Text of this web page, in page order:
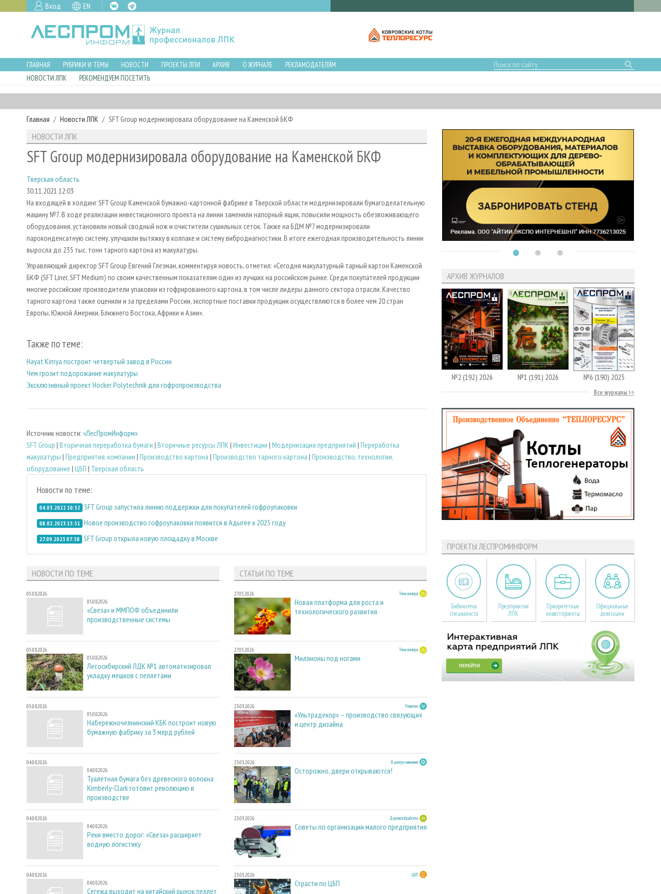
Вход EN
ГЛАВНАЯ РУБРИКИ И ТЕМЫ НОВОСТИ ПРОЕКТЫ ЛПИ АРХИВ О ЖУРНАЛЕ
РЕКЛАМОДАТЕЛЯМ
НОВОСТИ ЛПК
РЕКОМЕНДУЕМ ПОСЕТИТЬ
Главная Новости ЛПК SFT Group модернизировала оборудование на Каменской БКФ
НОВОСТИ ЛПК
SFT Group модернизировала оборудование на Каменской БКФ
Тверская область
30.11.2021 12:03
На входящей в холдинг SFT Group Каменской бумажно-картонной фабрике в Тверской области модернизировали бумагоделательную
машину №7. В ходе реализации инвестиционного проекта на линии заменили напорный ящик, повысили мощность обезвоживающего
оборудования, установили новый сводный нож и очистители сушильных сеток. Также на БДМ №7 модернизировали
пароконденсатную систему, улучшили вытяжку в колпаке и систему вибродиагностики. В итоге ежегодная производительность линии
выросла до 235 тыс. тонн тарного картона из макулатуры.
Управляющий директор SFT Group Евгений Глезман, комментируя новость, отметил: «Сегодня макулатурный тарный картон Каменской
БКФ (SFT Liner, SFT Medium) по своим качественным показателям один из лучших на российском рынке. Среди покупателей продукции
многие российские производители упаковки из гофрированного картона, в том числе лидеры данного сектора отрасли. Качество
тарного картона также оценили и за пределами России, экспортные поставки продукции осуществляются в более чем 20 стран
Европы, Южной Америки, Ближнего Востока, Африки и Азии».
Также по теме:
Hayat Kimya построит четвертый завод в России
Чем грозит подорожание макулатуры
Эксклюзивный проект Höcker Polytechnik для гофропроизводства
Источник новости: «ЛесПромИнформ»
SFT Group | Вторичная переработка бумаги | Вторичные ресурсы ЛПК | Инвестиции | Модернизация предприятий | Переработка
макулатуры | Предприятия, компании | Производство картона | Производство тарного картона | Производство, технологии,
оборудование | ЦБП | Тверская область
Новости по теме:
04.03.2022 10:52 SFT Group запустила линию поддержки для покупателей гофроупаковки
08.02.2023 15:51 Новое производство гофроупаковки появится в Адыгее к 2025 году
27.09.2023 07:58 SFT Group открыла новую площадку в Москве
НОВОСТИ ПО ТЕМЕ
05.08.2026
05.08.2026
«Свеза» и ММПОФ объединили
производственные системы
05.08.2026
05.08.2026
Лесосибирский ЛДК №1 автоматизировал
укладку мешков с пеллетами
05.08.2026
05.08.2026
Набережночелнинский КБК построит новую
бумажную фабрику за 3 млрд рублей
04.08.2026
04.08.2026
Туалетная бумага без древесного волокна:
Kimberly-Clark готовит революцию в
производстве
04.08.2026
04.08.2026
Реки вместо дорог: «Свеза» расширяет
водную логистику
04.08.2026
04.08.2026
Сегежа выходит на китайский рынок пеллет
СТАТЬИ ПО ТЕМЕ
27.05.2026 Тема номера
Новая платформа для роста и
технологического развития
27.05.2026 Тема номера
Миллионы под ногами
23.03.2026 Развитие
«Ультрадекор» – производство связующих
и центр дизайна
23.03.2026 В центре внимания
Осторожно, двери открываются!
23.03.2026 Деревообработка
Советы по организации малого предприятия
23.03.2026 ЦБП
Страсти по ЦБП
АРХИВ ЖУРНАЛОВ
№2 (192) 2026 №1 (191) 2026 №6 (190) 2025
Все журналы
ПРОЕКТЫ ЛЕСПРОМИНФОРМ
Библиотека
специалиста
Предприятия
ЛПК
Приоритетные
инвестпроекты
Официальные
делегации